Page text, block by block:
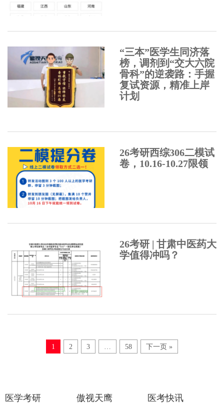
“三本”医学生同济落
榜，调剂到“交大六院
骨科”的逆袭路：手握
复试资源，精准上岸
计划
26考研西综306二模试
卷，10.16-10.27限领
26考研 | 甘肃中医药大
学值得冲吗？
1 2 3 58 下一页 »
医学考研 傲视天鹰 医考快讯